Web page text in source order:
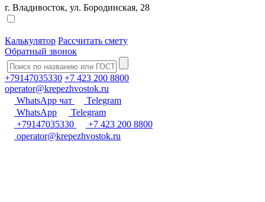
г. Владивосток, ул. Бородинская, 28
Калькулятор Рассчитать смету
Обратный звонок
+79147035330 +7 423 200 8800
operator@krepezhvostok.ru
WhatsApp чат
Telegram
WhatsApp
Telegram
+79147035330
+7 423 200 8800
operator@krepezhvostok.ru